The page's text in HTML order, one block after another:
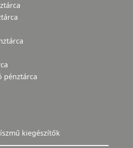
pénztárca
kiegészítők